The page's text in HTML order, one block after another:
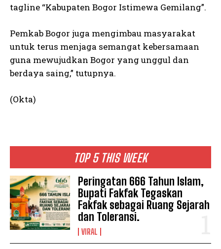
TOP 5 THIS WEEK
Peringatan 666 Tahun Islam,
Bupati Fakfak Tegaskan
Fakfak sebagai Ruang Sejarah
dan Toleransi.
VIRAL
tagline “Kabupaten Bogor Istimewa Gemilang”.
Pemkab Bogor juga mengimbau masyarakat
untuk terus menjaga semangat kebersamaan
guna mewujudkan Bogor yang unggul dan
berdaya saing,” tutupnya.
(Okta)